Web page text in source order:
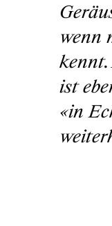
wenn
ist
«in